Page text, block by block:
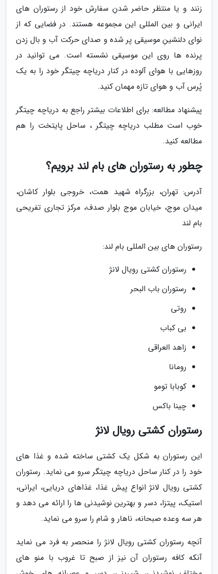
زنند و یا منتظر حاضر شدنِ سفارش خود از رستوران های
ایرانی و بین المللی این مجموعه هستند. در فضایی که از
نوای دلنشینِ موسیقی پر شده و صدای حرکت آب و بال زدن
پرنده ها روی این موسیقی نشسته است. می توانید در
روزهایی با هوای آلوده در کنار دریاچه چیتگر خود را به یک
پُرس آب و هوای تازه مهمان کنید.
پیشنهاد مطالعه: برای اطلاعات بیشتر راجع به دریاچه چیتگر
خوب است مطلب دریاچه چیتگر ، ساحل پایتخت را هم
مطالعه کنید.
چطور به رستوران های بام لند برویم؟
آدرس: تهران، ﺑﺰرﮔﺮاه ﺷﻬﯿﺪ ﻫﻤﺖ، ﺧﺮوﺟﯽ ﺑﻠﻮار ﮐﺎﺷﺎن،
میدان موج، خیابان موج بلوار صدف، مرکز تجاری تفریحی
بام لند
رستوران های بین المللی بام لند:
رستوران کشتی رویال لانژ
رستوران باب البحر
روتی
بی کباب
زاهد العراقی
رومانا
کوبابا تومو
چینا باکس
رستوران کشتی رویال لانژ
این رستوران به شکل یک کشتی ساخته شده و غذا های
خود را در کنار ساحل دریاچه چیتگر سرو می نماید. رستوران
کشتی رویال لانژ انواع پیش غذا، غذاهای دریایی، ایرانی،
استیک، پیتزا، دسر و بهترین نوشیدنی ها را ارائه می دهد و
هر سه وعده صبحانه، ناهار و شام را سرو می نماید.
آنچه رستوران کشتی رویال لانژ را منحصر به فرد می نماید
آنکه کافه رستوران آن نیز از صبح تا غروب با منو های